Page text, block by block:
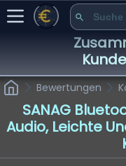
Bewertungen
SANAG
Audio, Leichte